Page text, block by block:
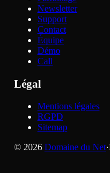
Newsletter
Support
Contact
Équipe
Démo
Call
Légal
Mentions légales
RGPD
Sitemap
© 2026 Domaine du Net·